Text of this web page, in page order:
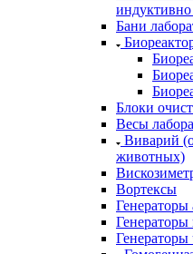
Бани
Блоки
Весы
Виварий
животных)
Вортексы
Генераторы
Генераторы
Генераторы